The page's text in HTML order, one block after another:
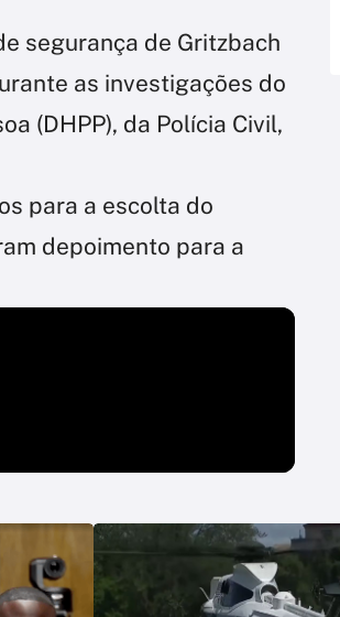
segurança de Gritzbach
as investigações do
(DHPP), da Polícia Civil,
para a escolta do
depoimento para a